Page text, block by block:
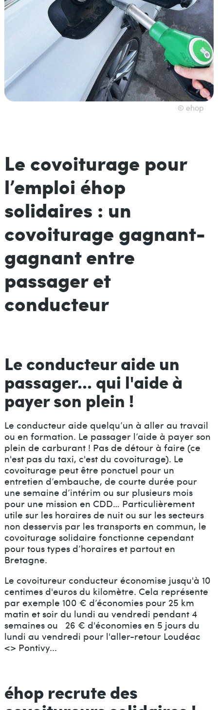
© ehop
Le covoiturage pour
l’emploi éhop
solidaires : un
covoiturage gagnant-
gagnant entre
passager et
conducteur
Le conducteur aide un
passager... qui l'aide à
payer son plein !
Le conducteur aide quelqu’un à aller au travail
ou en formation. Le passager l’aide à payer son
plein de carburant ! Pas de détour à faire (ce
n'est pas du taxi, c'est du covoiturage). Le
covoiturage peut être ponctuel pour un
entretien d’embauche, de courte durée pour
une semaine d’intérim ou sur plusieurs mois
pour une mission en CDD… Particulièrement
utile sur les horaires de nuit ou sur les secteurs
non desservis par les transports en commun, le
covoiturage solidaire fonctionne cependant
pour tous types d’horaires et partout en
Bretagne.
Le covoitureur conducteur économise jusqu'à 10
centimes d'euros du kilomètre. Cela représente
par exemple 100 € d’économies pour 25 km
matin et soir du lundi au vendredi pendant 4
semaines ou 26 € d'économies en 5 jours du
lundi au vendredi pour l'aller-retour Loudéac
<> Pontivy...
éhop recrute des